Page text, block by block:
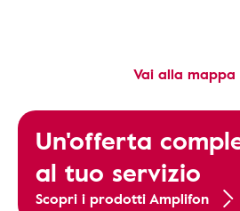
Vai alla mappa
Un'offerta
al tuo servizio
Scopri i prodotti Amplifon